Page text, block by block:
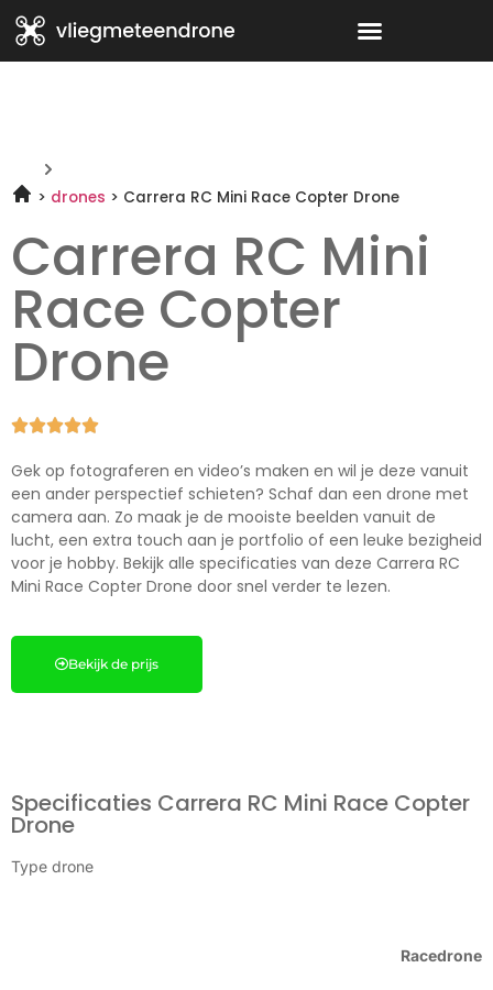
drones Carrera RC Mini Race Copter Drone
Carrera RC Mini
Race Copter
Drone

Gek op fotograferen en video’s maken en wil je deze vanuit
een ander perspectief schieten? Schaf dan een drone met
camera aan. Zo maak je de mooiste beelden vanuit de
lucht, een extra touch aan je portfolio of een leuke bezigheid
voor je hobby. Bekijk alle specificaties van deze Carrera RC
Mini Race Copter Drone door snel verder te lezen.
Bekijk de prijs
Specificaties Carrera RC Mini Race Copter
Drone
Type drone
Racedrone